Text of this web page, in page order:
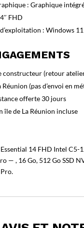
: Graphique
FHD
: Windows
constructeur (retour
Réunion (pas d’envoi en
offerte 30 jours
île de La Réunion incluse
14 FHD Intel C5-
— , 16 Go, 512 Go SSD